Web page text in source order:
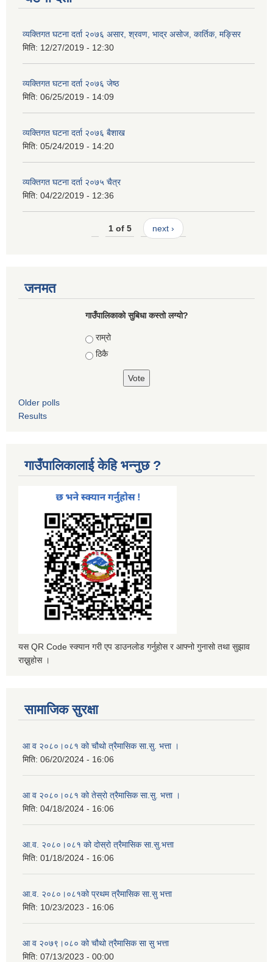
व्यक्तिगत घटना दर्ता २०७६ असार, श्रवण, भाद्र असोज, कार्तिक, मङ्सिर
मिति: 12/27/2019 - 12:30
व्यक्तिगत घटना दर्ता २०७६ जेष्ठ
मिति: 06/25/2019 - 14:09
व्यक्तिगत घटना दर्ता २०७६ बैशाख
मिति: 05/24/2019 - 14:20
व्यक्तिगत घटना दर्ता २०७५ चैत्र
मिति: 04/22/2019 - 12:36
1 of 5 next ›
जनमत
गाउँपालिकाको सुबिधा कस्तो लग्यो?
Choices
राम्रो
ठिकै
Older polls
Results
गाउँपालिकालाई केहि भन्नुछ ?
यस QR Code स्क्यान गरी एप डाउनलोड गर्नुहोस र आफ्नो गुनासो तथा सुझाव
राख्नुहोस ।
सामाजिक सुरक्षा
आ व २०८०।०८१ को चौथो त्रैमासिक सा.सु. भत्ता ।
मिति: 06/20/2024 - 16:06
आ व २०८०।०८१ को तेस्रो त्रैमासिक सा.सु. भत्ता ।
मिति: 04/18/2024 - 16:06
आ.व. २०८०।०८१ को दोस्रो त्रैमासिक सा.सु.भत्ता
मिति: 01/18/2024 - 16:06
आ.व. २०८०।०८१को प्रथम त्रैमासिक सा.सु भत्ता
मिति: 10/23/2023 - 16:06
आ व २०७९।०८० को चौथो त्रैमासिक सा सु भत्ता
मिति: 07/13/2023 - 00:00